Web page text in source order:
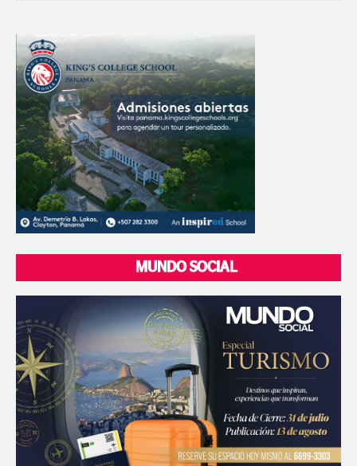
MUNDO SOCIAL